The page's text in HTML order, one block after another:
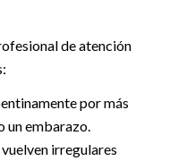
de atención
por más
un embarazo.
irregulares